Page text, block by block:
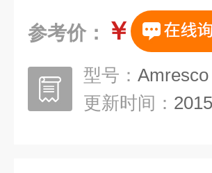
参考价： ￥
型号：
更新时间：